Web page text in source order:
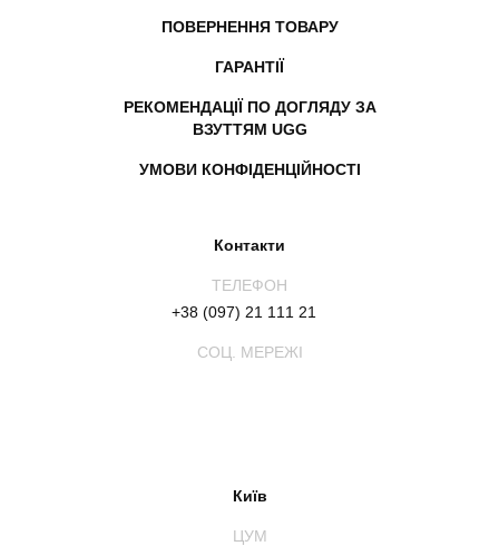
ПОВЕРНЕННЯ ТОВАРУ
ГАРАНТІЇ
РЕКОМЕНДАЦІЇ ПО ДОГЛЯДУ ЗА
ВЗУТТЯМ UGG
УМОВИ КОНФІДЕНЦІЙНОСТІ
Контакти
ТЕЛЕФОН
+38 (097) 21 111 21
СОЦ. МЕРЕЖІ
Київ
ЦУМ